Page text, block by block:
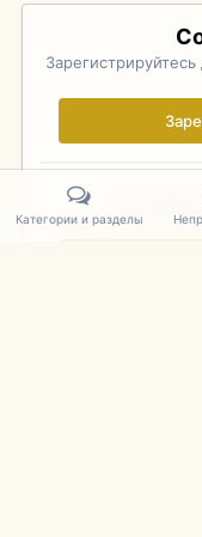
Уже
Категории и разделы